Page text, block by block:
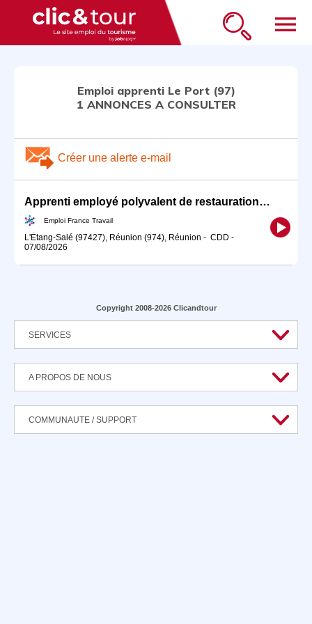
menu
Emploi apprenti Le Port (97)
1 ANNONCES A CONSULTER
Créer une alerte e-mail
Apprenti employé polyvalent de restauration (H/F)
Emploi France Travail
L'Étang-Salé (97427), Réunion (974), Réunion - CDD -
07/08/2026
Copyright 2008-2026 Clicandtour
SERVICES
A PROPOS DE NOUS
COMMUNAUTE / SUPPORT